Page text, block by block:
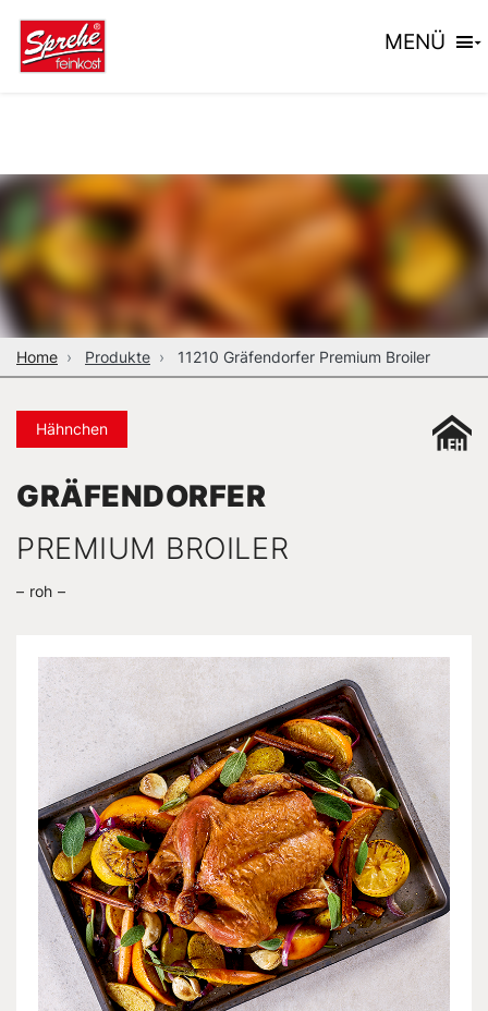
MENÜ
Home Produkte 11210 Gräfendorfer Premium Broiler
Hähnchen
GRÄFEN­DORFER
PREMIUM BROILER
roh